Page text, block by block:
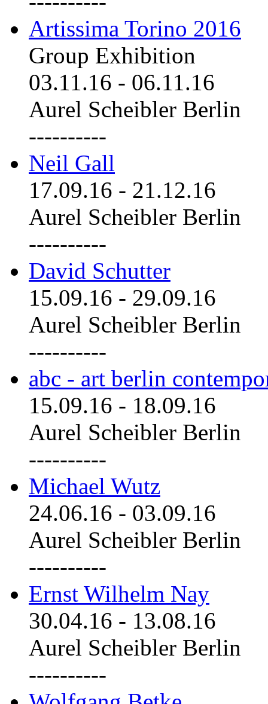
Artissima Torino 2016
Group Exhibition
03.11.16 - 06.11.16
Aurel Scheibler Berlin
----------
Neil Gall
17.09.16 - 21.12.16
Aurel Scheibler Berlin
----------
David Schutter
15.09.16 - 29.09.16
Aurel Scheibler Berlin
----------
abc - art berlin
15.09.16 - 18.09.16
Aurel Scheibler Berlin
----------
Michael Wutz
24.06.16 - 03.09.16
Aurel Scheibler Berlin
----------
Ernst Wilhelm Nay
30.04.16 - 13.08.16
Aurel Scheibler Berlin
----------